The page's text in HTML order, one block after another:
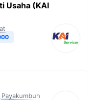
Usaha (KAI
Payakumbuh